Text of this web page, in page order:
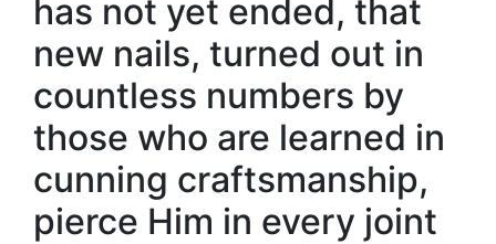
has not yet ended, that
new nails, turned out in
countless numbers by
those who are learned in
cunning craftsmanship,
pierce Him in every joint